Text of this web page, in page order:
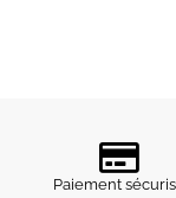
Paiement